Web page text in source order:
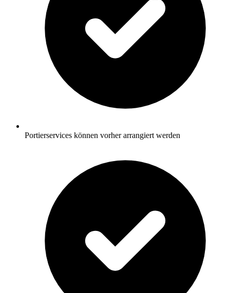
Portierservices können vorher arrangiert werden